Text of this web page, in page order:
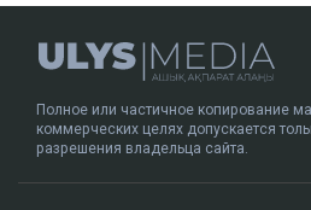
Полное или частичное копирование
коммерческих целях допускается
разрешения владельца сайта.